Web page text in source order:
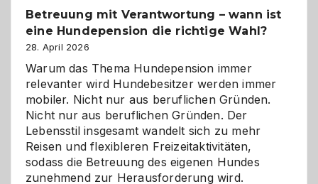
Betreuung mit Verantwortung – wann ist
eine Hundepension die richtige Wahl?
28. April 2026
Warum das Thema Hundepension immer
relevanter wird Hundebesitzer werden immer
mobiler. Nicht nur aus beruflichen Gründen.
Nicht nur aus beruflichen Gründen. Der
Lebensstil insgesamt wandelt sich zu mehr
Reisen und flexibleren Freizeitaktivitäten,
sodass die Betreuung des eigenen Hundes
zunehmend zur Herausforderung wird.